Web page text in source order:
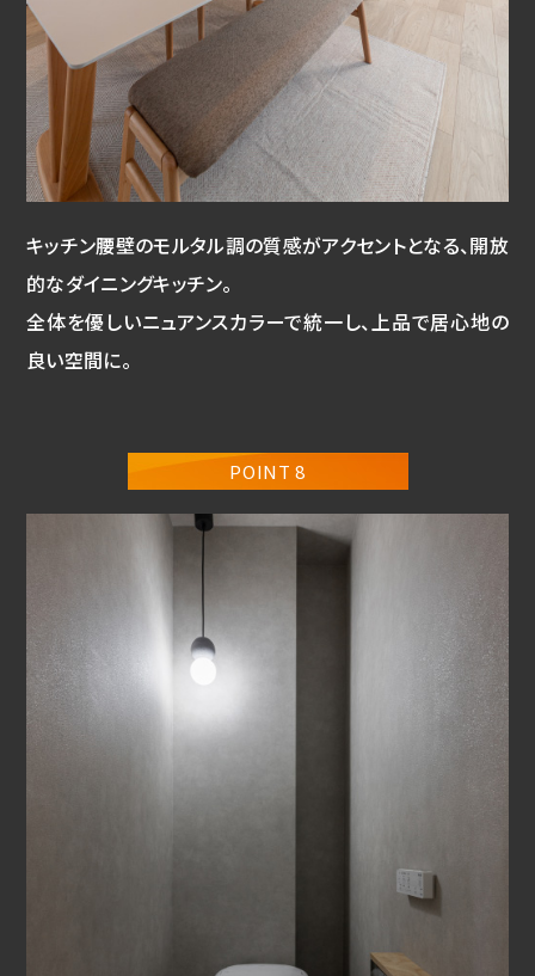
キッチン腰壁のモルタル調の質感がアクセントとなる、開放
的なダイニングキッチン。
全体を優しいニュアンスカラーで統一し、上品で居心地の
良い空間に。
POINT 8